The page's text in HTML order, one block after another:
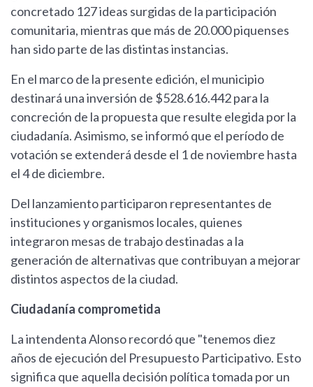
concretado 127 ideas surgidas de la participación
comunitaria, mientras que más de 20.000 piquenses
han sido parte de las distintas instancias.
En el marco de la presente edición, el municipio
destinará una inversión de $528.616.442 para la
concreción de la propuesta que resulte elegida por la
ciudadanía. Asimismo, se informó que el período de
votación se extenderá desde el 1 de noviembre hasta
el 4 de diciembre.
Del lanzamiento participaron representantes de
instituciones y organismos locales, quienes
integraron mesas de trabajo destinadas a la
generación de alternativas que contribuyan a mejorar
distintos aspectos de la ciudad.
Ciudadanía comprometida
La intendenta Alonso recordó que "tenemos diez
años de ejecución del Presupuesto Participativo. Esto
significa que aquella decisión política tomada por un